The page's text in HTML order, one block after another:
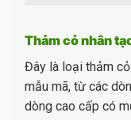
Thảm cỏ nhân
Đây là loại thảm
mẫu mã, từ các
dòng cao cấp có